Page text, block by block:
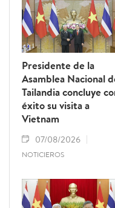
Presidente de la
Asamblea Nacional
Tailandia concluye
éxito su visita a
Vietnam
07/08/2026
NOTICIEROS